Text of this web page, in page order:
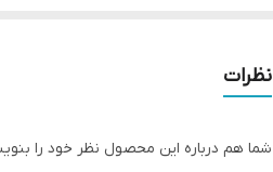
حالت مات پودری
این رژ با طراحی جدیدی برای دوران
نظرات
شما هم درباره این محصول نظر خود را